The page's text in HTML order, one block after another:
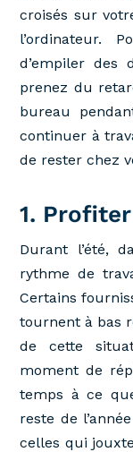
croisés sur
l’ordinateur.
d’empiler des
prenez du
bureau
continuer à
de rester chez
1.
Durant l’été,
rythme de
Certains
tournent à bas
de cette
moment de
temps à ce
reste de
celles qui